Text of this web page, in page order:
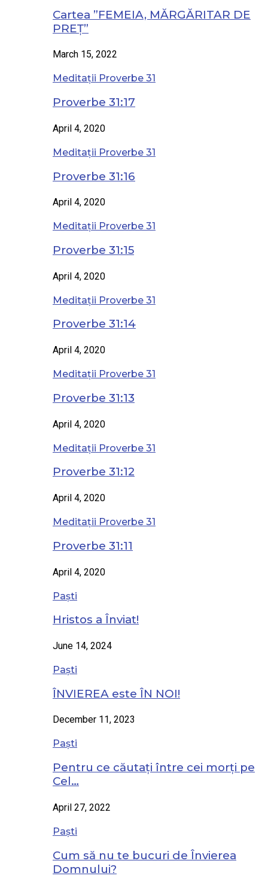
Cartea ”FEMEIA, MĂRGĂRITAR DE
PREȚ”
March 15, 2022
Meditații Proverbe 31
Proverbe 31:17
April 4, 2020
Meditații Proverbe 31
Proverbe 31:16
April 4, 2020
Meditații Proverbe 31
Proverbe 31:15
April 4, 2020
Meditații Proverbe 31
Proverbe 31:14
April 4, 2020
Meditații Proverbe 31
Proverbe 31:13
April 4, 2020
Meditații Proverbe 31
Proverbe 31:12
April 4, 2020
Meditații Proverbe 31
Proverbe 31:11
April 4, 2020
Paști
Hristos a Înviat!
June 14, 2024
Paști
ÎNVIEREA este ÎN NOI!
December 11, 2023
Paști
Pentru ce căutați între cei morți pe
Cel…
April 27, 2022
Paști
Cum să nu te bucuri de Învierea
Domnului?